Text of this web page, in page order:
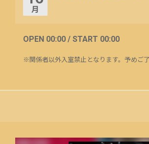
月
OPEN 00:00 / START 00:00
※関係者以外入室禁止となります。予めご了